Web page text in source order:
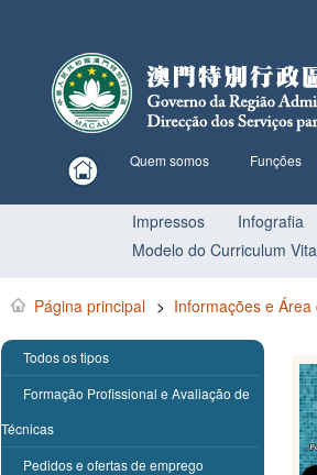
Quem somos Funções
Impressos
Infografia
Modelo do Curriculum
Página principal > Informações e
Todos os tipos
Formação Profissional e Avaliação de
Técnicas
Pedidos e ofertas de emprego